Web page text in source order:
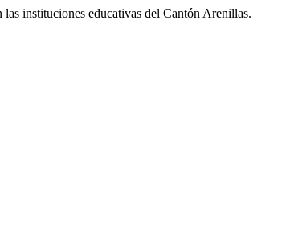
instituciones educativas del Cantón Arenillas.